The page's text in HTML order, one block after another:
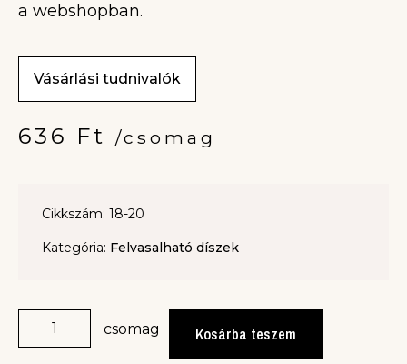
a webshopban.
Vásárlási tudnivalók
636 Ft /csomag
Cikkszám: 18-20
Kategória: Felvasalható díszek
csomag Kosárba teszem